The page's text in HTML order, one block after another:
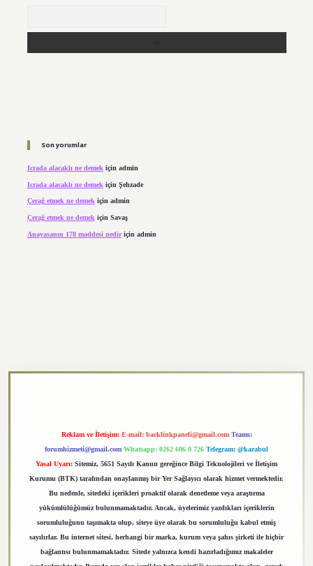
Son yorumlar
Icrada alacaklı ne demek için admin
Icrada alacaklı ne demek için Şehzade
Çerağ etmek ne demekiçin admin
Çerağ etmek ne demek için Savaş
Anayasanın 178 maddesi nediriçin admin
Reklam ve İletişim: E-mail: backlinkpaneli@gmail.com Teams:
forumhizmeti@gmail.com Whatsapp: 0262 606 0 726 Telegram: @karabul
Yasal Uyarı: Sitemiz, 5651 Sayılı Kanun gereğince Bilgi Teknolojileri ve İletişim
Kurumu (BTK) tarafından onaylanmış bir Yer Sağlayıcı olarak hizmet vermektedir.
Bu nedenle, sitedeki içerikleri proaktif olarak denetleme veya araştırma
yükümlülüğümüz bulunmamaktadır. Ancak, üyelerimiz yazdıkları içeriklerin
sorumluluğunu taşımakta olup, siteye üye olarak bu sorumluluğu kabul etmiş
sayılırlar. Bu internet sitesi, herhangi bir marka, kurum veya şahıs şirketi ile hiçbir
bağlantısı bulunmamaktadır. Sitede yalnızca kendi hazırladığımız makaleler